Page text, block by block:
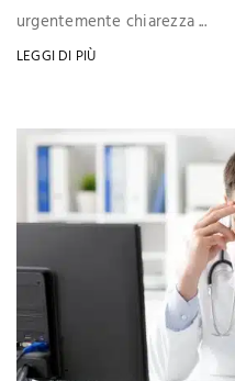
urgentemente chiarezza ...
LEGGI DI PIÙ